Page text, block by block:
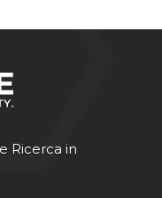
Ricerca in